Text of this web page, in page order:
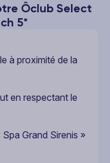
Ôclub Select
5*
à proximité de la
en respectant le
Spa Grand Sirenis »